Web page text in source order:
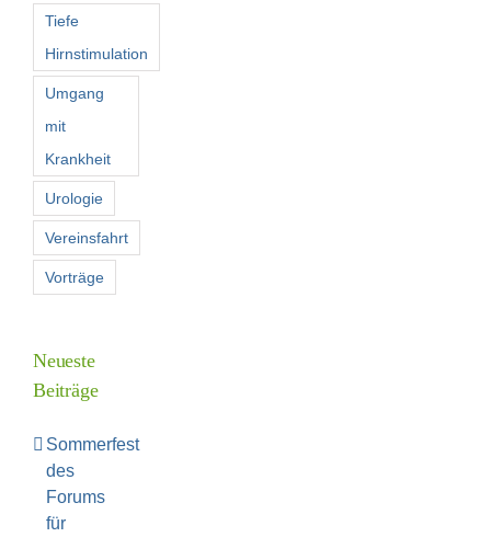
Tiefe
Hirnstimulation
Umgang
mit
Krankheit
Urologie
Vereinsfahrt
Vorträge
Neueste
Beiträge
Sommerfest
des
Forums
für